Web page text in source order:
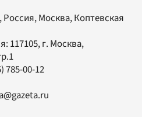
Россия, Москва, Коптевская
117105, г. Москва,
785-00-12